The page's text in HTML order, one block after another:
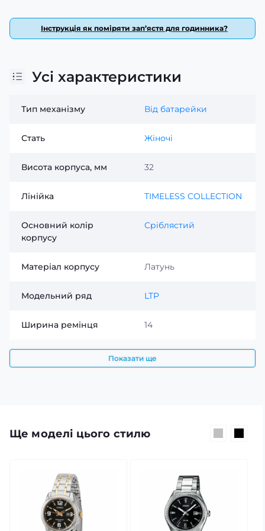
Інструкція як поміряти зап’ястя для годинника?
Усі характеристики
Тип механізму Від батарейки
Стать Жіночі
Висота корпуса, мм 32
Лінійка TIMELESS COLLECTION
Основний колір
корпусу
Сріблястий
Матеріал корпусу Латунь
Модельний ряд LTP
Ширина ремінця 14
Показати ще
Ще моделі цього стилю